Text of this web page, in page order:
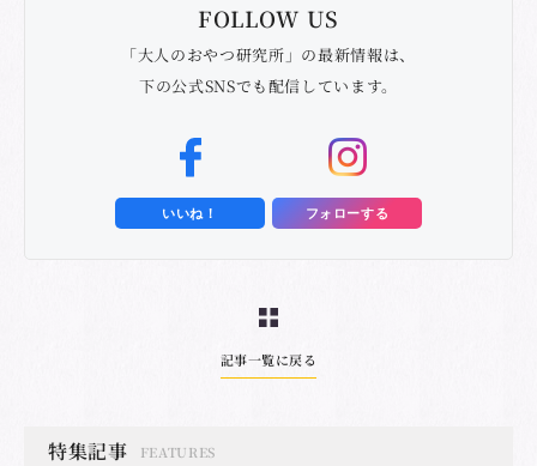
FOLLOW US
「大人のおやつ研究所」の最新情報は、
下の公式SNSでも配信しています。
いいね！ フォローする
記事一覧に戻る
特集記事 FEATURES